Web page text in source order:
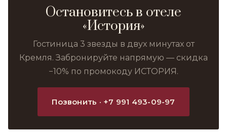
Остановитесь в отеле
«История»
Гостиница 3 звезды в двух минутах от
Кремля. Забронируйте напрямую — скидка
−10% по промокоду ИСТОРИЯ.
Позвонить · +7 991 493-09-97